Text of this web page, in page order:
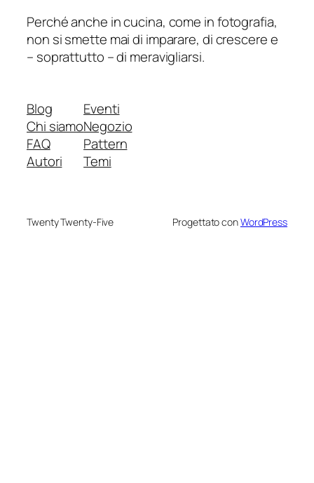
Perché anche in cucina, come in fotografia,
non si smette mai di imparare, di crescere e
– soprattutto – di meravigliarsi.
Blog
Chi siamo
FAQ
Autori
Eventi
Negozio
Pattern
Temi
Twenty Twenty-Five Progettato conWordPress